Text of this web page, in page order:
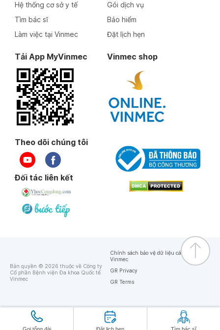
Hệ thống cơ sở y tế
Tìm bác sĩ
Làm việc tại Vinmec
Gói dịch vụ
Bảo hiểm
Đặt lịch hẹn
Tải App MyVinmec Vinmec shop
Theo dõi chúng tôi
Đối tác liên kết
Bản quyền © 2026 thuộc về Công ty
Cổ phần Bệnh viện Đa khoa Quốc tế
Vinmec
Chính sách bảo vệ dữ liệu cá nhân của
Vinmec
GR Privacy
GR Terms